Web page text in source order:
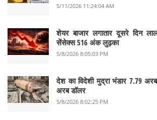
5/11/2026 11:24:04 AM
शेयर बाजार लगातार दूसरे दिन
सेंसेक्स 516 अंक लुढ़का
5/8/2026 8:05:03 PM
देश का विदेशी मुद्रा भंडार 7.79
अरब डॉलर
5/8/2026 8:02:25 PM